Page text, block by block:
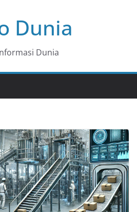
Dunia
Dunia